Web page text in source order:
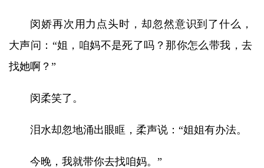
闵娇再次用力点头时，却忽然意识到了什么，
大声问：“姐，咱妈不是死了吗？那你怎么带我，去
找她啊？”
闵柔笑了。
泪水却忽地涌出眼眶，柔声说：“姐姐有办法。
今晚，我就带你去找咱妈。”